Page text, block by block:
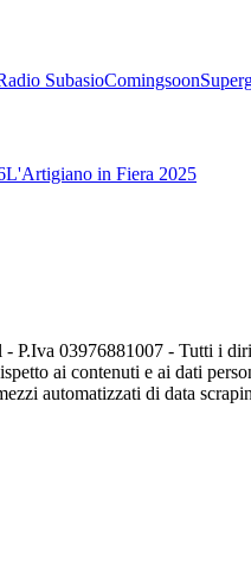
SubasioComingsoon
L'Artigiano in Fiera 2025
P.Iva 03976881007 - Tutti i
ai contenuti e ai dati
automatizzati di data